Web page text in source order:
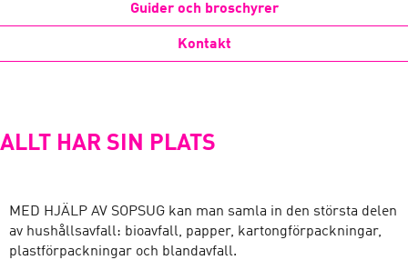
Guider och broschyrer
Kontakt
ALLT HAR SIN PLATS
MED HJÄLP AV SOPSUG kan man samla in den största delen
av hushållsavfall: bioavfall, papper, kartongförpackningar,
plastförpackningar och blandavfall.